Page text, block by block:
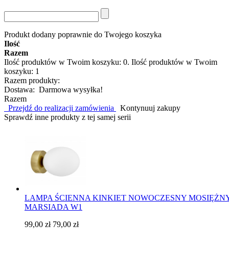
Produkt dodany poprawnie do Twojego koszyka
Ilość
Razem
Ilość produktów w Twoim koszyku: 0. Ilość produktów w Twoim
koszyku: 1
Razem produkty:
Dostawa: Darmowa wysyłka!
Razem
Przejdź do realizacji zamówienia
Kontynuuj zakupy
Sprawdź inne produkty z tej samej serii
LAMPA ŚCIENNA KINKIET NOWOCZESNY
MARSIADA W1
99,00 zł 79,00 zł